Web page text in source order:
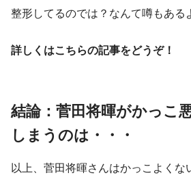
整形してるのでは？なんて噂もある
詳しくはこちらの記事をどうぞ！
結論：菅田将暉がかっこ
しまうのは・・・
以上、 菅田将暉さんはかっこよくな